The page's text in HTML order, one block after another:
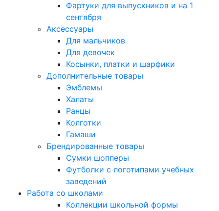
Фартуки для выпускников и на 1
сентября
Аксессуары
Для мальчиков
Для девочек
Косынки, платки и шарфики
Дополнительные товары
Эмблемы
Халаты
Ранцы
Колготки
Гамаши
Брендированные товары
Сумки шопперы
Футболки с логотипами учебных
заведений
Работа со школами
Коллекции школьной формы